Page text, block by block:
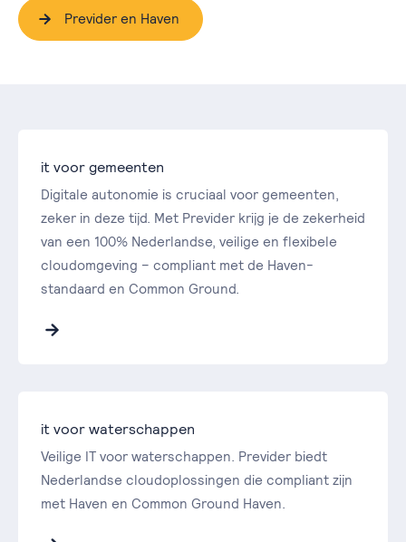
Previder en Haven
it voor gemeenten
Digitale autonomie is cruciaal voor gemeenten,
zeker in deze tijd. Met Previder krijg je de zekerheid
van een 100% Nederlandse, veilige en flexibele
cloudomgeving – compliant met de Haven-
standaard en Common Ground.
it voor waterschappen
Veilige IT voor waterschappen. Previder biedt
Nederlandse cloudoplossingen die compliant zijn
met Haven en Common Ground Haven.